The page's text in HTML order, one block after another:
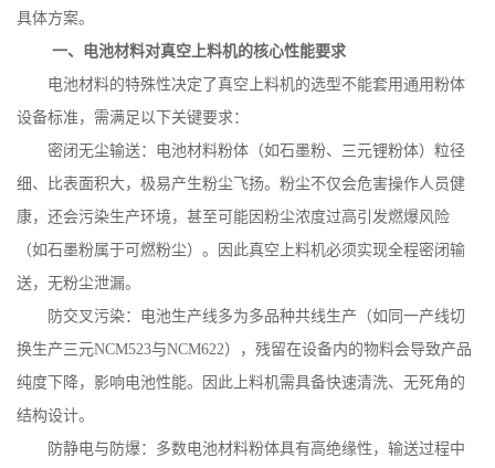
具体方案。
一、电池材料对真空上料机的核心性能要求
电池材料的特殊性决定了真空上料机的选型不能套用通用粉体
设备标准，需满足以下关键要求：
密闭无尘输送：电池材料粉体（如石墨粉、三元锂粉体）粒径
细、比表面积大，极易产生粉尘飞扬。粉尘不仅会危害操作人员健
康，还会污染生产环境，甚至可能因粉尘浓度过高引发燃爆风险
（如石墨粉属于可燃粉尘）。因此真空上料机必须实现全程密闭输
送，无粉尘泄漏。
防交叉污染：电池生产线多为多品种共线生产（如同一产线切
换生产三元NCM523与NCM622），残留在设备内的物料会导致产品
纯度下降，影响电池性能。因此上料机需具备快速清洗、无死角的
结构设计。
防静电与防爆：多数电池材料粉体具有高绝缘性，输送过程中